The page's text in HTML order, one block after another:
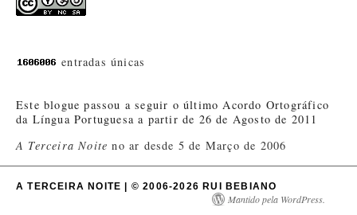
entradas únicas
Este blogue passou a seguir o último Acordo Ortográfico
da Língua Portuguesa a partir de 26 de Agosto de 2011
A Terceira Noite no ar desde 5 de Março de 2006
A TERCEIRA NOITE | © 2006-2026 RUI BEBIANO
Mantido pela WordPress.